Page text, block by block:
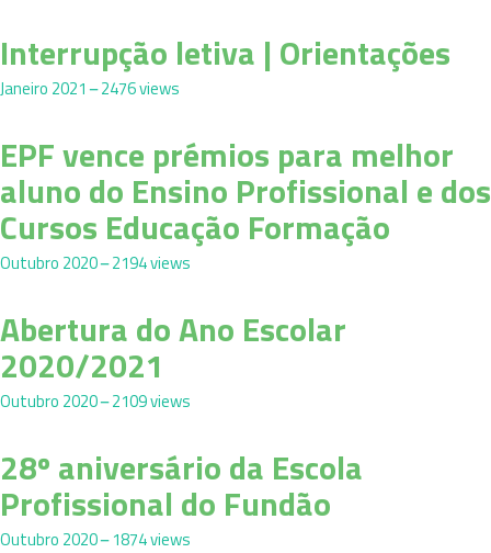
Interrupção letiva | Orientações
Janeiro 2021 2476 views
EPF vence prémios para melhor
aluno do Ensino Profissional e dos
Cursos Educação Formação
Outubro 20202194 views
Abertura do Ano Escolar
2020/2021
Outubro 20202109 views
28º aniversário da Escola
Profissional do Fundão
Outubro 20201874 views